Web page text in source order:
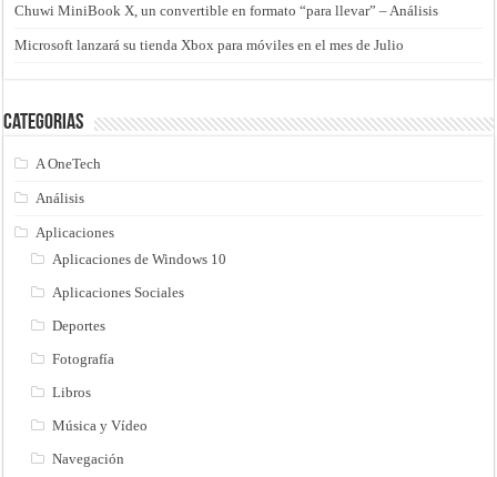
Chuwi MiniBook X, un convertible en formato “para llevar” – Análisis
Microsoft lanzará su tienda Xbox para móviles en el mes de Julio
Categorias
A OneTech
Análisis
Aplicaciones
Aplicaciones de Windows 10
Aplicaciones Sociales
Deportes
Fotografía
Libros
Música y Vídeo
Navegación